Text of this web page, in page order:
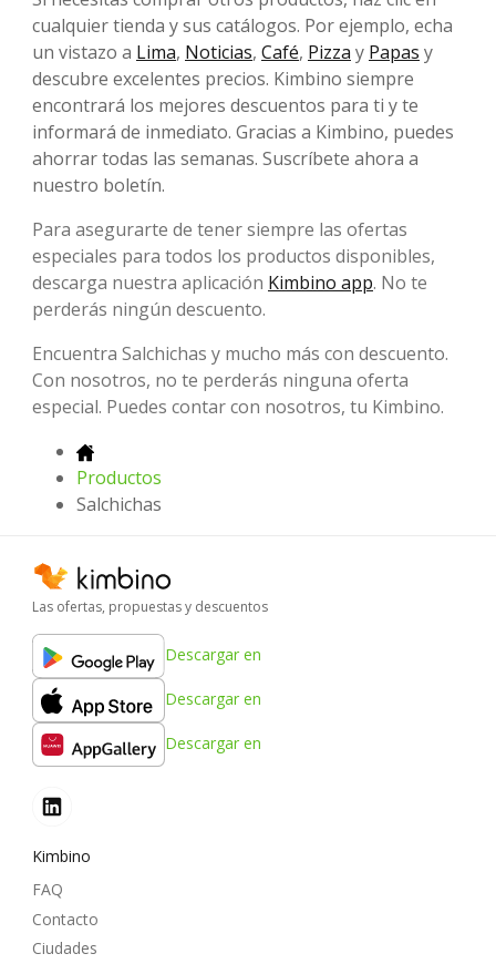
cualquier tienda y sus catálogos. Por ejemplo, echa
un vistazo a Lima, Noticias, Café, Pizza y Papas y
descubre excelentes precios. Kimbino siempre
encontrará los mejores descuentos para ti y te
informará de inmediato. Gracias a Kimbino, puedes
ahorrar todas las semanas. Suscríbete ahora a
nuestro boletín.
Para asegurarte de tener siempre las ofertas
especiales para todos los productos disponibles,
descarga nuestra aplicación Kimbino app. No te
perderás ningún descuento.
Encuentra Salchichas y mucho más con descuento.
Con nosotros, no te perderás ninguna oferta
especial. Puedes contar con nosotros, tu Kimbino.
Productos
Salchichas
Las ofertas, propuestas y descuentos
Descargar en
Descargar en
Descargar en
Kimbino
FAQ
Contacto
Ciudades